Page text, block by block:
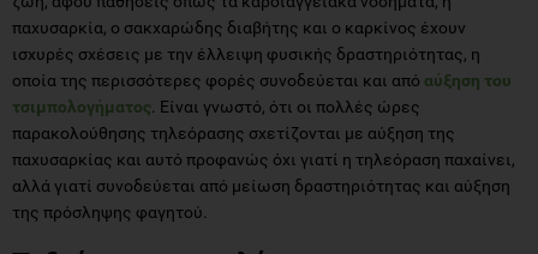
παχυσαρκία, ο σακχαρώδης διαβήτης και ο καρκίνος έχουν
ισχυρές σχέσεις με την έλλειψη φυσικής δραστηριότητας, η
οποία της περισσότερες φορές συνοδεύεται και από αύξηση του
τσιμπολογήματος . Είναι γνωστό, ότι οι πολλές ώρες
παρακολούθησης τηλεόρασης σχετίζονται με αύξηση της
παχυσαρκίας και αυτό προφανώς όχι γιατί η τηλεόραση παχαίνει,
αλλά γιατί συνοδεύεται από μείωση δραστηριότητας και αύξηση
της πρόσληψης φαγητού.